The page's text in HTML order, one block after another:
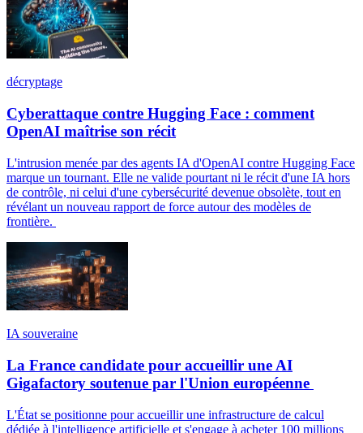
décryptage
Cyberattaque contre Hugging Face : comment
OpenAI maîtrise son récit
L'intrusion menée par des agents IA d'OpenAI contre Hugging Face
marque un tournant. Elle ne valide pourtant ni le récit d'une IA hors
de contrôle, ni celui d'une cybersécurité devenue obsolète, tout en
révélant un nouveau rapport de force autour des modèles de
frontière.
IA souveraine
La France candidate pour accueillir une AI
Gigafactory soutenue par l'Union européenne
L'État se positionne pour accueillir une infrastructure de calcul
dédiée à l'intelligence artificielle et s'engage à acheter 100 millions